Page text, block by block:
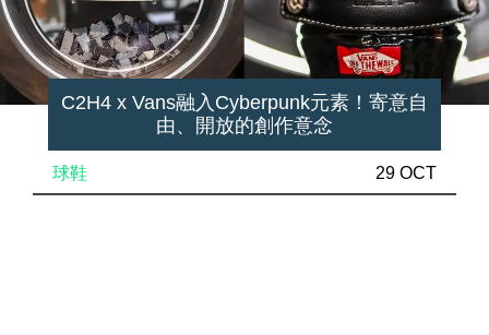
C2H4 x Vans融入Cyberpunk元素！寄意自
由、開放的創作意念
球鞋 29 OCT